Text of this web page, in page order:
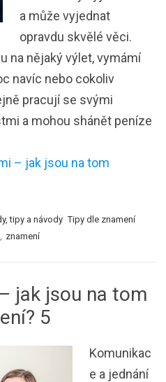
a může vyjednat
opravdu skvělé věci.
na nějaký výlet, vymámí
navíc nebo cokoliv
pracují se svými
a mohou shánět peníze
– jak jsou na tom
tipy a návody Tipy dle znamení
znamení
jak jsou na tom
5
Komunikac
e a jednání